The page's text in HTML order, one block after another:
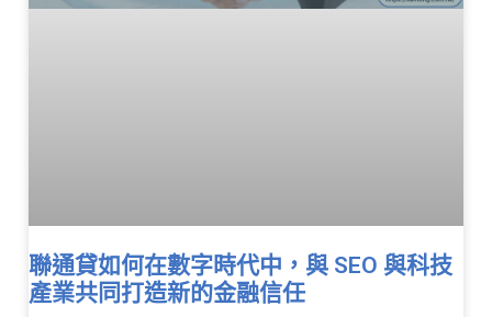
聯通貸如何在數字時代中，與 SEO 與科技
產業共同打造新的金融信任